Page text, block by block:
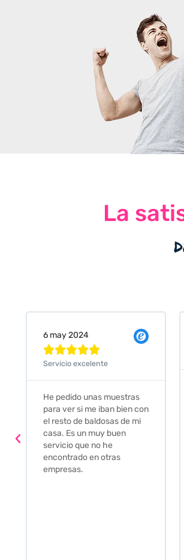
La
Valeria Comellas

azulejos para el baño. El
envío fue perfecto pero lo
mejor ha sido el
seguimiento que nos han
hecho. Nos guiaron y
aconsejaron para escoger
los azulejos. Lo aconsejo a